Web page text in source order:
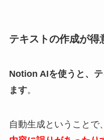
テキストの作成が得
Notion AIを使うと、
ます。
自動生成ということで、